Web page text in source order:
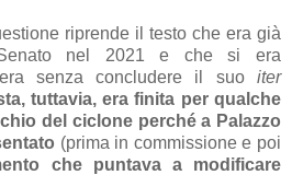
riprende il testo che era già
nel 2021 e che si era
senza concludere il suo iter
tuttavia, era finita per qualche
del ciclone perché a Palazzo
(prima in commissione e poi
che puntava a modificare